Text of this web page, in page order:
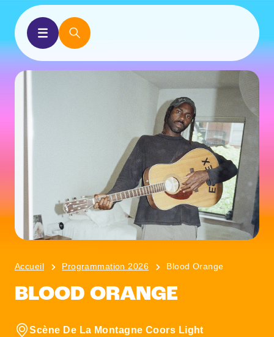
Accueil Programmation 2026 Blood Orange
BLOOD ORANGE
Scène De La Montagne Coors Light